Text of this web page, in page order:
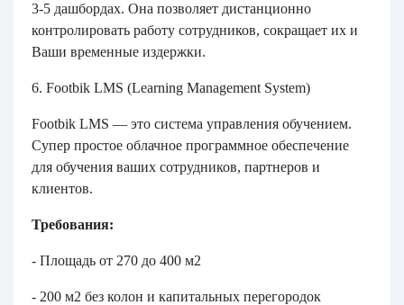
3-5 дашбордах. Она позволяет дистанционно
контролировать работу сотрудников, сокращает их и
Ваши временные издержки.
6. Footbik LMS (Learning Management System)
Footbik LMS — это система управления обучением.
Супер простое облачное программное обеспечение
для обучения ваших сотрудников, партнеров и
клиентов.
Требования:
- Площадь от 270 до 400 м2
- 200 м2 без колон и капитальных перегородок